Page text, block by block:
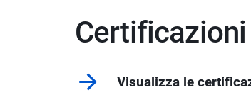
Visualizza le